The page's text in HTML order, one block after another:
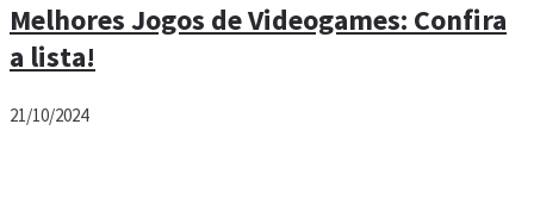
Melhores Jogos de Videogames: Confira
a lista!
21/10/2024